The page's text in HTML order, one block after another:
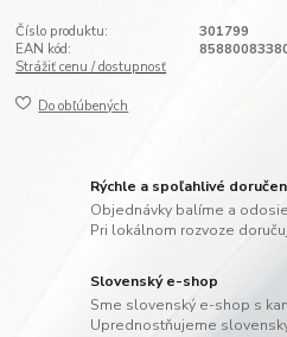
Číslo produktu:
301799
EAN kód:
Strážiť cenu / dostupnosť
Do obľúbených
Rýchle a spoľahlivé
Objednávky balíme a
Pri lokálnom rozvoze
Slovenský e-shop
Sme slovenský e-shop s
Uprednostňujeme